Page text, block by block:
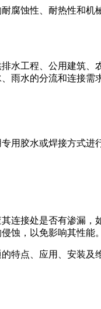
腐蚀性、耐热性和
水工程、公用建筑
雨水的分流和连接需
用胶水或焊接方式
连接处是否有渗漏
蚀，以免影响其性能。
特点、应用、安装